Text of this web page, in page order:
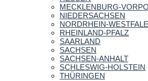
MECKLENBURG-
NIEDERSACHSEN
NORDRHEIN-
RHEINLAND-PFALZ
SAARLAND
SACHSEN
SACHSEN-ANHALT
SCHLESWIG-HOLSTEIN
THÜRINGEN